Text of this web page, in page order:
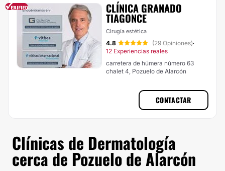
CLÍNICA GRANADO
TIAGONCE
Cirugía estética
4.8 (29 Opiniones)·
12 Experiencias reales
carretera de húmera número 63
chalet 4, Pozuelo de Alarcón
CONTACTAR
Clínicas de Dermatología
cerca de Pozuelo de Alarcón